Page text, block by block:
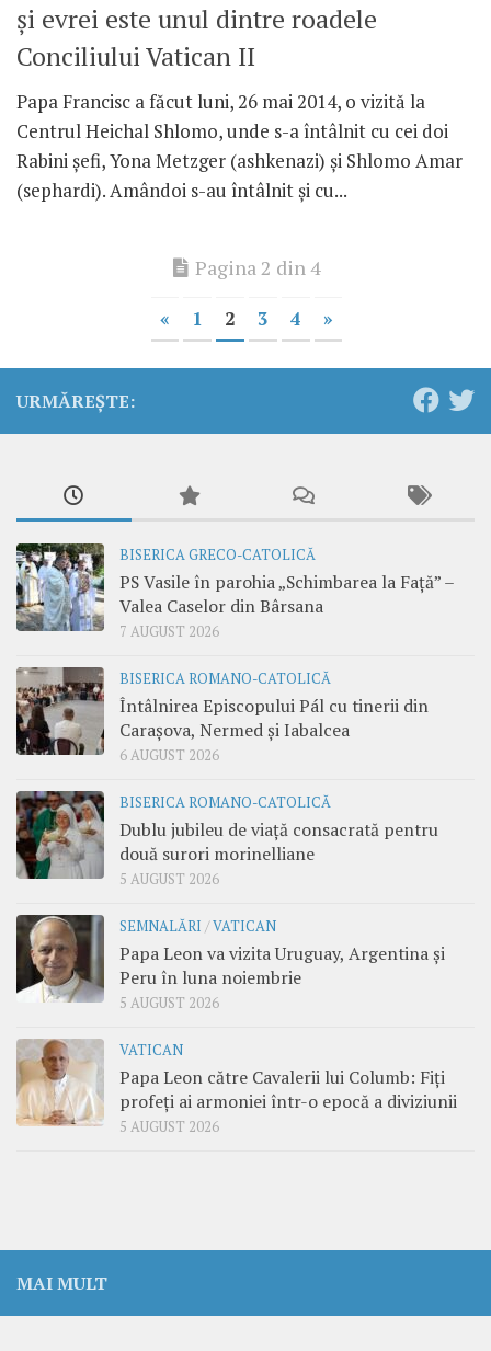
şi evrei este unul dintre roadele
Conciliului Vatican II
Papa Francisc a făcut luni, 26 mai 2014, o vizită la
Centrul Heichal Shlomo, unde s-a întâlnit cu cei doi
Rabini şefi, Yona Metzger (ashkenazi) şi Shlomo Amar
(sephardi). Amândoi s-au întâlnit şi cu...
Pagina 2 din 4
« 1 2 3 4 »
URMĂREȘTE:
BISERICA GRECO-CATOLICĂ
PS Vasile în parohia „Schimbarea la Față” –
Valea Caselor din Bârsana
7 AUGUST 2026
BISERICA ROMANO-CATOLICĂ
Întâlnirea Episcopului Pál cu tinerii din
Carașova, Nermed și Iabalcea
6 AUGUST 2026
BISERICA ROMANO-CATOLICĂ
Dublu jubileu de viață consacrată pentru
două surori morinelliane
5 AUGUST 2026
SEMNALĂRI /VATICAN
Papa Leon va vizita Uruguay, Argentina și
Peru în luna noiembrie
5 AUGUST 2026
VATICAN
Papa Leon către Cavalerii lui Columb: Fiți
profeți ai armoniei într-o epocă a diviziunii
5 AUGUST 2026
MAI MULT